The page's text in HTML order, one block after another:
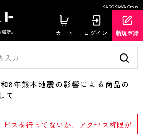
KADOKAWA Group
カート ログイン 新規登録
年熊本地震の影響による商品の
て
ビスを行ってないか、アクセス権限が